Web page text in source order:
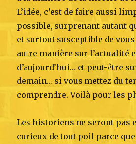
L’idée, c’est de faire aussi
possible, surprenant autant
et surtout susceptible de
autre manière sur l’actualité
d’aujourd’hui… et peut-être
demain… si vous mettez du
comprendre. Voilà pour les
Les historiens ne seront pas
curieux de tout poil parce